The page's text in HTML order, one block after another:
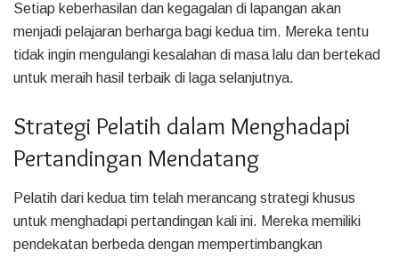
Setiap keberhasilan dan kegagalan di lapangan akan
menjadi pelajaran berharga bagi kedua tim. Mereka tentu
tidak ingin mengulangi kesalahan di masa lalu dan bertekad
untuk meraih hasil terbaik di laga selanjutnya.
Strategi Pelatih dalam Menghadapi
Pertandingan Mendatang
Pelatih dari kedua tim telah merancang strategi khusus
untuk menghadapi pertandingan kali ini. Mereka memiliki
pendekatan berbeda dengan mempertimbangkan